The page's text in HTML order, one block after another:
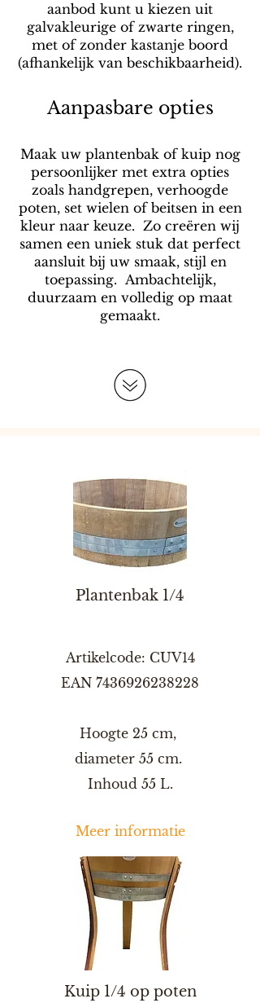
aanbod kunt u kiezen uit
galvakleurige of zwarte ringen,
met of zonder kastanje boord
(afhankelijk van beschikbaarheid).
Aanpasbare opties
Maak uw plantenbak of kuip nog
persoonlijker met extra opties
zoals handgrepen, verhoogde
poten, set wielen of beitsen in een
kleur naar keuze. Zo creëren wij
samen een uniek stuk dat perfect
aansluit bij uw smaak, stijl en
toepassing. Ambachtelijk,
duurzaam en volledig op maat
gemaakt.
Plantenbak 1/4
Artikelcode: CUV14
EAN 7436926238228
Hoogte 25 cm,
diameter 55 cm.
Inhoud 55 L.
Meer informatie
Kuip 1/4 op poten